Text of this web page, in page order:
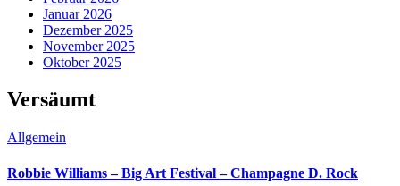
Januar 2026
Dezember 2025
November 2025
Oktober 2025
Versäumt
Allgemein
Robbie Williams – Big Art Festival – Champagne D. Rock